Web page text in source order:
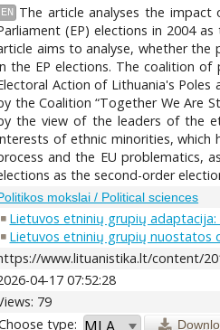
EN
The article analyses the
(EP) elections in 2004
aims to analyse, whether the
the EP elections. The coalition
Action of Lithuania's
the Coalition “Together We Are
the view of the leaders of the
of ethnic minorities, which
and the EU problematics,
as the second-order
mokslai / Political sciences
Lietuvos etninių grupių
Lietuvos etninių grupių nuostatos
www.lituanistika.lt/content/
04-17 07:52:28
79
type: